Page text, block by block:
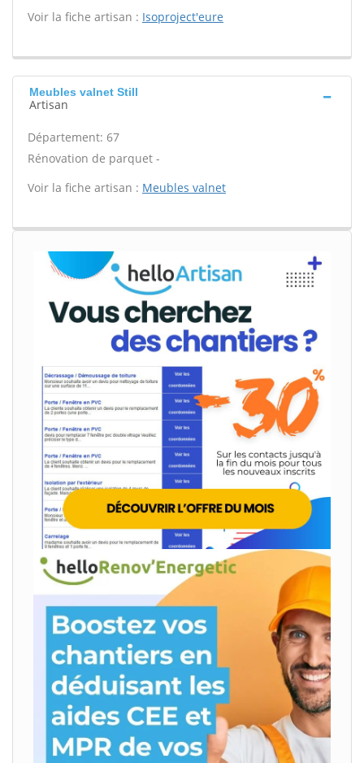
Voir la fiche artisan : Isoproject'eure
Meubles valnet Still
Artisan
Département: 67
Rénovation de parquet -
Voir la fiche artisan : Meubles valnet